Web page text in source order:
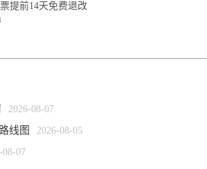
提前14天免费退改
2026-08-07
线图 2026-08-05
08-07